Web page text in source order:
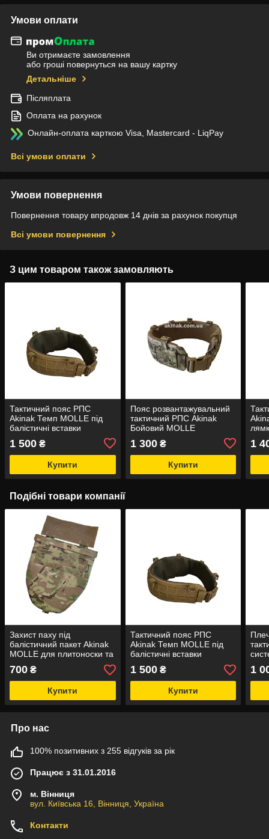
Умови оплати
Ви отримаєте замовлення
або гроші повернуться на вашу картку
Детальніше
Післяплата
Оплата на рахунок
Онлайн-оплата карткою Visa, Mastercard - LiqPay
Всі умови оплати
Умови повернення
Повернення товару впродовж 14 днів за рахунок покупця
Всі умови повернення
З цим товаром також замовляють
Тактичний пояс РПС
Akinak Темп MOLLE під
балістичні вставки
1 500 ₴
Купити
Пояс розвантажувальний
тактичний РПС Akinak
Бойовий MOLLE
1 300₴
Купити
1
Подібні товари компанії
Захист паху під
балістичний пакет Akinak
MOLLE для плитоноски та
РПС
700 ₴
Купити
Тактичний пояс РПС
Akinak Темп MOLLE під
балістичні вставки
(анатомічний)
1 500₴
Купити
1
Про нас
100% позитивних з 255 відгуків за рік
Працює з 31.01.2016
м. Вінниця
вул. Київська 16, Вінниця, Україна
Контакти